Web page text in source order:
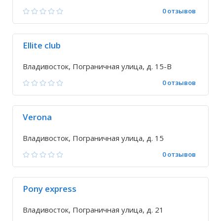
0 отзывов
Ellite club
Владивосток, Пограничная улица, д. 15-В
0 отзывов
Verona
Владивосток, Пограничная улица, д. 15
0 отзывов
Pony express
Владивосток, Пограничная улица, д. 21